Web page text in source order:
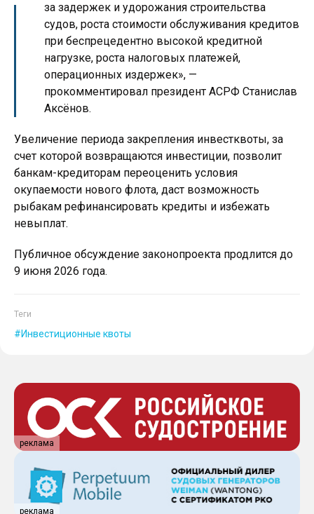
за задержек и удорожания строительства
судов, роста стоимости обслуживания кредитов
при беспрецедентно высокой кредитной
нагрузке, роста налоговых платежей,
операционных издержек», —
прокомментировал президент АСРФ Станислав
Аксёнов.
Увеличение периода закрепления инвестквоты, за
счет которой возвращаются инвестиции, позволит
банкам-кредиторам переоценить условия
окупаемости нового флота, даст возможность
рыбакам рефинансировать кредиты и избежать
невыплат.
Публичное обсуждение законопроекта продлится до
9 июня 2026 года.
Теги
Инвестиционные квоты
реклама
реклама